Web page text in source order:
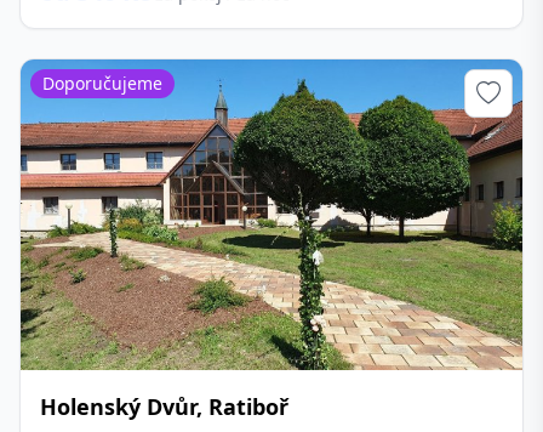
Holenský Dvůr, Ratiboř
Doporučujeme